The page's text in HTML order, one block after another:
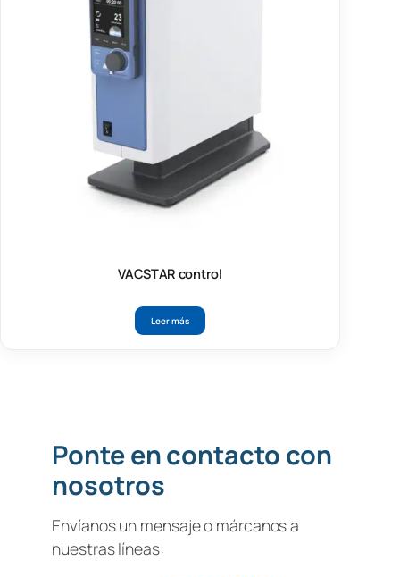
VACSTAR control
Leer más
Ponte en contacto con
nosotros
Envíanos un mensaje o márcanos a
nuestras líneas: